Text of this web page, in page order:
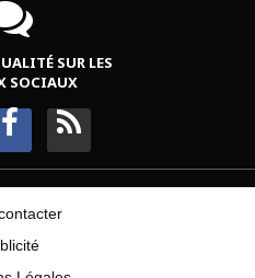
SUR LES
SOCIAUX